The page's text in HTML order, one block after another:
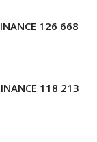
126 668
118 213